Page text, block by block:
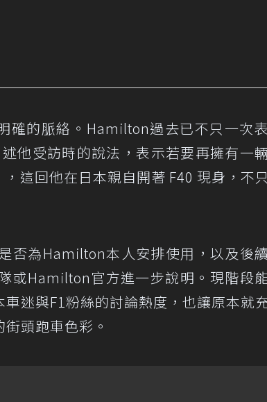
確的脈絡。Hamilton過去已不只一次
他受訪時的說法，表示若要再擁有一
這回他在日本親自開著 F40 現身，不
否為Hamilton本人安排使用，以及後
或Hamilton官方進一步說明。現階段
迷與F1粉絲的討論熱度，也讓原本就
頭跑車色彩。